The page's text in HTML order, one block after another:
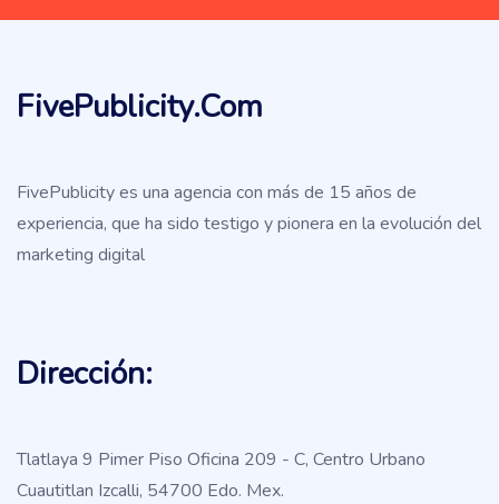
FivePublicity.com
FivePublicity es una agencia con más de 15 años de
experiencia, que ha sido testigo y pionera en la evolución del
marketing digital
Dirección:
Tlatlaya 9 Pimer Piso Oficina 209 - C, Centro Urbano
Cuautitlan Izcalli, 54700 Edo. Mex.